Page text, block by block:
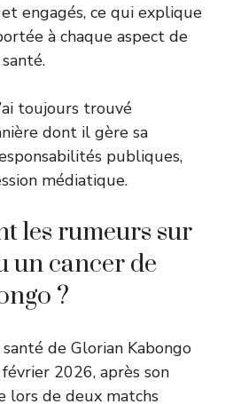
engagés, ce qui explique
à chaque aspect de
toujours trouvé
dont il gère sa
publiques,
médiatique.
les rumeurs sur
un cancer de
?
de Glorian Kabongo
2026, après son
lors de deux matchs